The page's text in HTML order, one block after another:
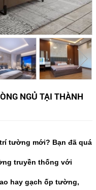
NGỦ TẠI THÀNH
tường mới? Bạn đã quá
truyền thống với
hay gạch ốp tường,